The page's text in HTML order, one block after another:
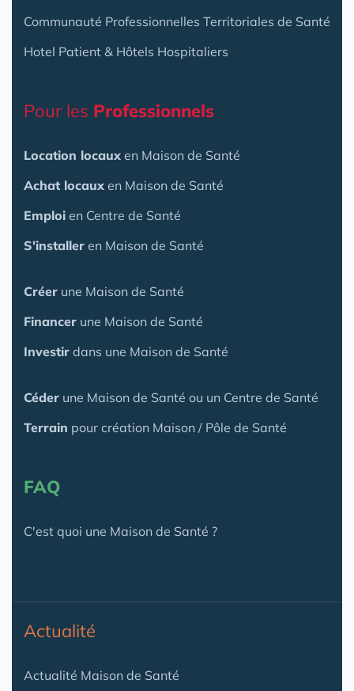
Communauté Professionnelles Territoriales de Santé
Hotel Patient & Hôtels Hospitaliers
Pour les Professionnels
Location locaux en Maison de Santé
Achat locaux en Maison de Santé
Emploi en Centre de Santé
S'installer en Maison de Santé
Créer une Maison de Santé
Financer une Maison de Santé
Investir dans une Maison de Santé
Céder une Maison de Santé ou un Centre de Santé
Terrain pour création Maison / Pôle de Santé
FAQ
C'est quoi une Maison de Santé ?
Actualité
Actualité Maison de Santé